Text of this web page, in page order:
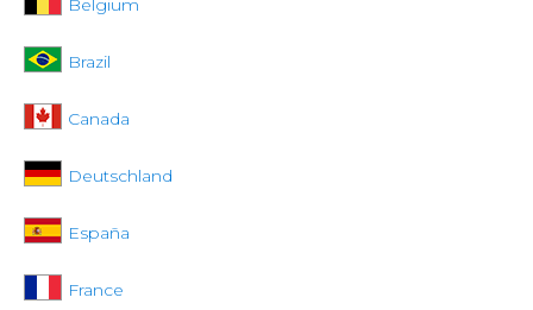
Belgium
Brazil
Canada
Deutschland
España
France